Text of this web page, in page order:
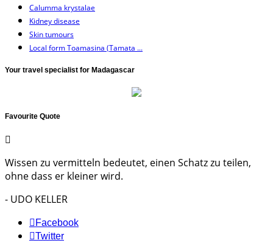
Calumma krystalae
Kidney disease
Skin tumours
Local form Toamasina (Tamata ...
Your travel specialist for Madagascar
Favourite Quote
Wissen zu vermitteln bedeutet, einen Schatz zu teilen,
ohne dass er kleiner wird.
- UDO KELLER
Facebook
Twitter